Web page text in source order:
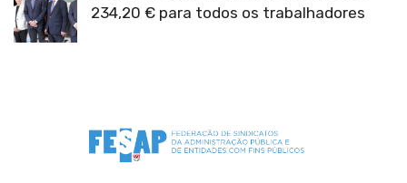
234,20 € para todos os trabalhadores